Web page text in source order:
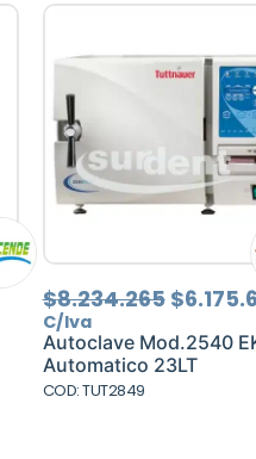
$8.234.265 El
precio
original
era:
$
C/Iva
Autoclave Mod.2540
Automatico 23LT
COD: TUT2849